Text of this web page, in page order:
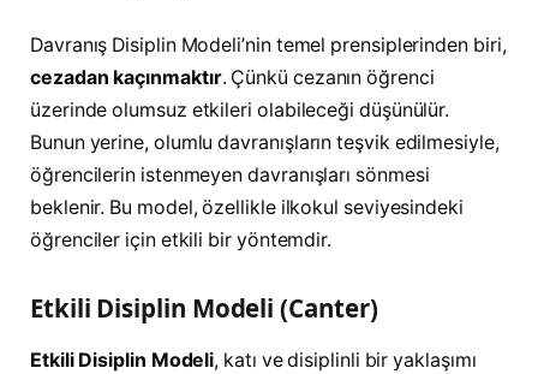
Davranış Disiplin Modeli’nin temel prensiplerinden biri,
cezadan kaçınmaktır. Çünkü cezanın öğrenci
üzerinde olumsuz etkileri olabileceği düşünülür.
Bunun yerine, olumlu davranışların teşvik edilmesiyle,
öğrencilerin istenmeyen davranışları sönmesi
beklenir. Bu model, özellikle ilkokul seviyesindeki
öğrenciler için etkili bir yöntemdir.
Etkili Disiplin Modeli (Canter)
Etkili Disiplin Modeli, katı ve disiplinli bir yaklaşımı